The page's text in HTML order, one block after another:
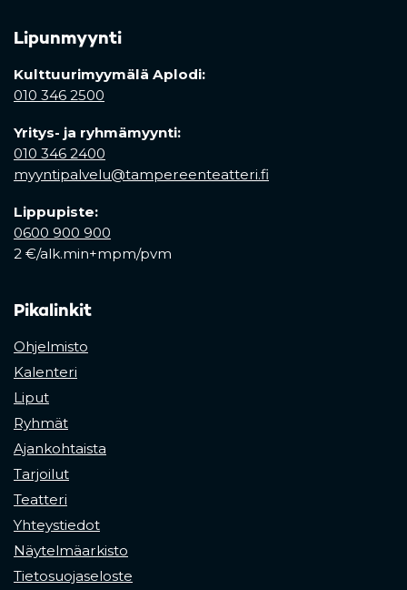
Lipunmyynti
Kulttuurimyymälä Aplodi:
010 346 2500
Yritys- ja ryhmämyynti:
010 346 2400
myyntipalvelu@tampereenteatteri.fi
Lippupiste:
0600 900 900
2 €/alk.min+mpm/pvm
Pikalinkit
Ohjelmisto
Kalenteri
Liput
Ryhmät
Ajankohtaista
Tarjoilut
Teatteri
Yhteystiedot
Näytelmäarkisto
Tietosuojaseloste